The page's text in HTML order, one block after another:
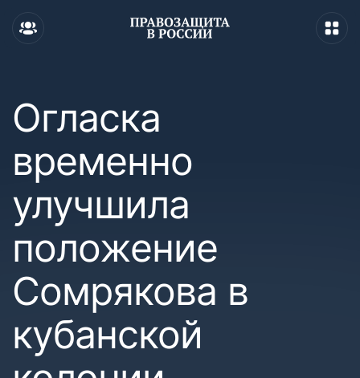
Огласка
временно
улучшила
положение
Сомрякова в
кубанской